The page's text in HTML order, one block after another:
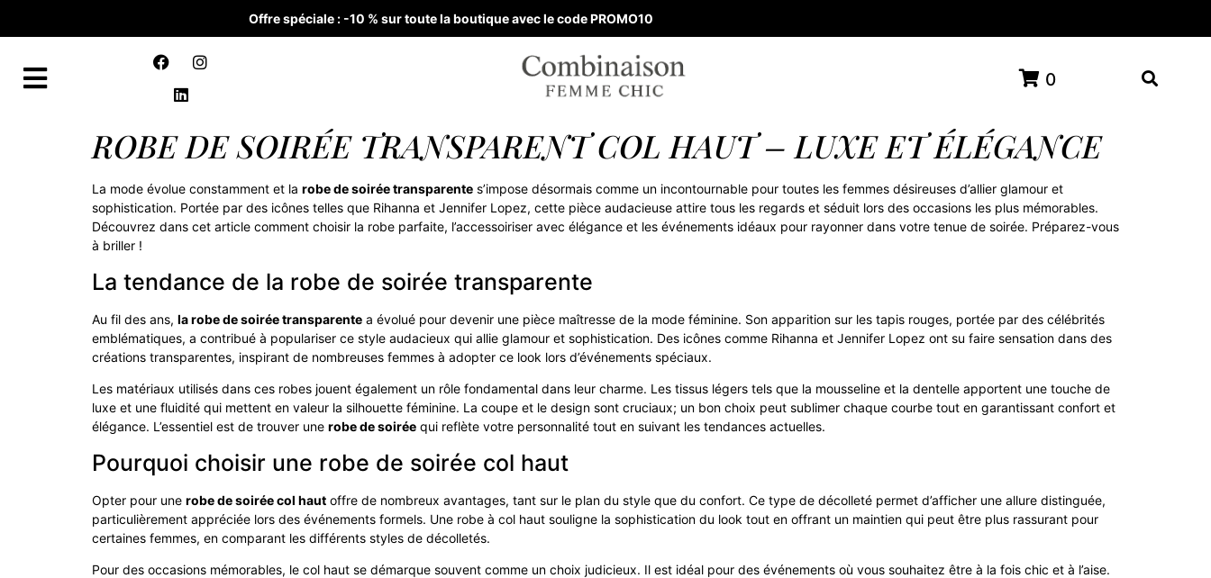
Offre spéciale : -10 % sur toute la boutique avec le code PROMO10
0
ROBE DE SOIRÉE TRANSPARENT COL HAUT – LUXE ET ÉLÉGANCE
La mode évolue constamment et la robe de soirée transparente s’impose désormais comme un incontournable pour toutes les femmes désireuses d’allier glamour et
sophistication. Portée par des icônes telles que Rihanna et Jennifer Lopez, cette pièce audacieuse attire tous les regards et séduit lors des occasions les plus mémorables.
Découvrez dans cet article comment choisir la robe parfaite, l’accessoiriser avec élégance et les événements idéaux pour rayonner dans votre tenue de soirée. Préparez-vous
à briller !
La tendance de la robe de soirée transparente
Au fil des ans, la robe de soirée transparente a évolué pour devenir une pièce maîtresse de la mode féminine. Son apparition sur les tapis rouges, portée par des célébrités
emblématiques, a contribué à populariser ce style audacieux qui allie glamour et sophistication. Des icônes comme Rihanna et Jennifer Lopez ont su faire sensation dans des
créations transparentes, inspirant de nombreuses femmes à adopter ce look lors d’événements spéciaux.
Les matériaux utilisés dans ces robes jouent également un rôle fondamental dans leur charme. Les tissus légers tels que la mousseline et la dentelle apportent une touche de
luxe et une fluidité qui mettent en valeur la silhouette féminine. La coupe et le design sont cruciaux; un bon choix peut sublimer chaque courbe tout en garantissant confort et
élégance. L’essentiel est de trouver une robe de soirée qui reflète votre personnalité tout en suivant les tendances actuelles.
Pourquoi choisir une robe de soirée col haut
Opter pour une robe de soirée col haut offre de nombreux avantages, tant sur le plan du style que du confort. Ce type de décolleté permet d’afficher une allure distinguée,
particulièrement appréciée lors des événements formels. Une robe à col haut souligne la sophistication du look tout en offrant un maintien qui peut être plus rassurant pour
certaines femmes, en comparant les différents styles de décolletés.
Pour des occasions mémorables, le col haut se démarque souvent comme un choix judicieux. Il est idéal pour des événements où vous souhaitez être à la fois chic et à l’aise.